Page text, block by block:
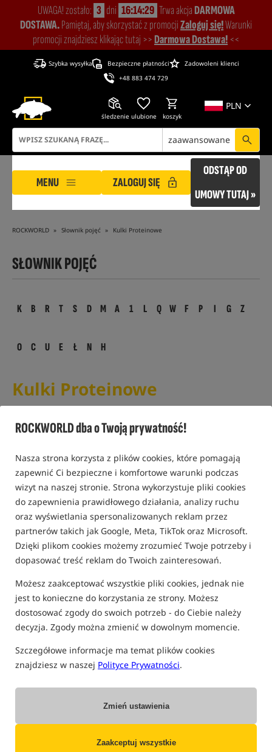
ROCKWORLD dba o Twoją prywatność!
Nasza strona korzysta z plików cookies, które pomagają
zapewnić Ci bezpieczne i komfortowe warunki podczas
wizyt na naszej stronie. Strona wykorzystuje pliki cookies
do zapewnienia prawidłowego działania, analizy ruchu
oraz wyświetlania spersonalizowanych reklam przez
partnerów takich jak Google, Meta, TikTok oraz Microsoft.
Dzięki plikom cookies możemy zrozumieć Twoje potrzeby i
dopasować treść reklam do Twoich zainteresowań.
Możesz zaakceptować wszystkie pliki cookies, jednak nie
jest to konieczne do korzystania ze strony. Możesz
dostosować zgody do swoich potrzeb - do Ciebie należy
decyzja. Zgody można zmienić w dowolnym momencie.
Szczegółowe informacje ma temat plików cookies
znajdziesz w naszej Polityce Prywatności.
Zmień ustawienia
Zaakceptuj wszystkie
UWAGA! zostało: 3 dni 16:14:28 Trwa akcjaDARMOWA
DOSTAWA.Pamiętaj, aby skorzystać z promocjiZaloguj się!Warunki
promocji znajdziesz klikając tutaj >>Darmowa Dostawa! <<
Szybka wysyłka Bezpieczne płatności
Zadowoleni klienci
+48 883 474 729
PLN
śledzenie ulubione koszyk
zaawansowane
MENU ZALOGUJ SIĘ
ODSTĄP OD
UMOWY TUTAJ »
ROCKWORLD Słownik pojęć Kulki Proteinowe
SŁOWNIK POJĘĆ
K B R T S D M A 1 L Q W F P I G Z
O C U E Ł N H
Kulki Proteinowe
karpiowa. Wykonana z różnego rodzaju mączek, ekstraktów
kształcie okrągłym ale mozna się spotkać również z kulkami
w formie wałeczków wtedy nazywają sie "dumble" lub
"dumbellsy":) Rozmiary kulek proteinowych zależą od
preferencji wędkarza jak i ryb i wachająś się od 6 do 35 mm.
Najczesciej spotykanym i używanym rozmiarem jest 18-20
mm. Rozmiar kulki sprawia że jest bardziej wybiórczą
przynętą od większości dostepnych na rynku po prostu
mniejsze ryby nie mogą połknąć tak dużej przynęty.
Powiązane terminy:
Boilies
PRODUKTY POWIĄZANE
5,0 Promocja